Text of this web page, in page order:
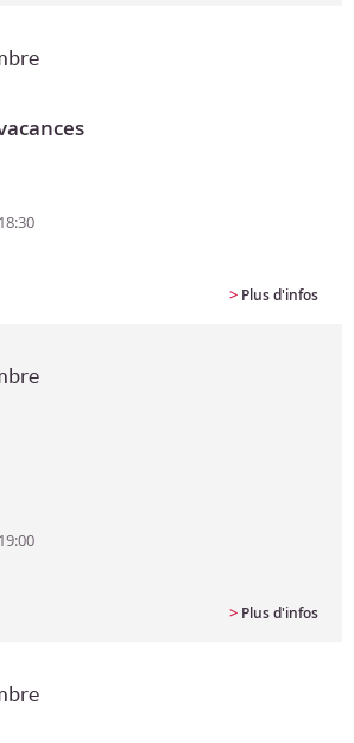
> Plus d'infos
> Plus d'infos